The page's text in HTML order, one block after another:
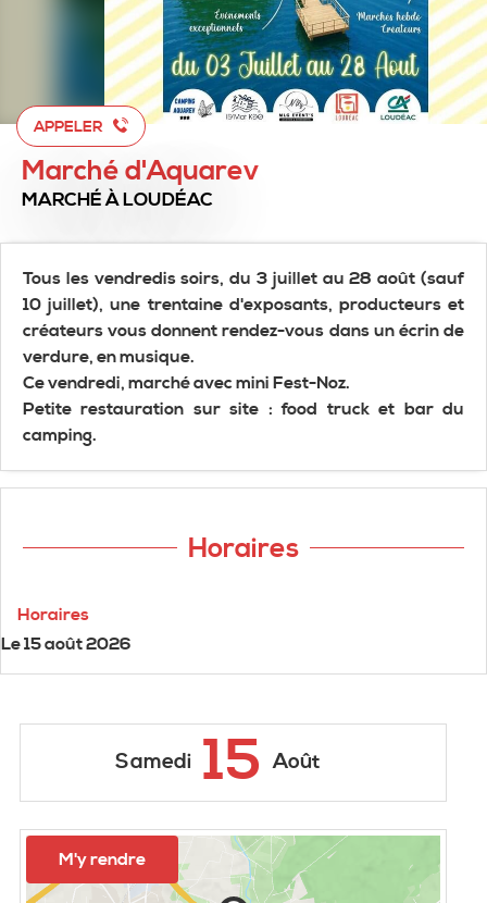
APPELER
Marché d'Aquarev
MARCHÉÀ LOUDÉAC
Tous les vendredis soirs, du 3 juillet au 28 août (sauf
10 juillet), une trentaine d'exposants, producteurs et
créateurs vous donnent rendez-vous dans un écrin de
verdure, en musique.
Ce vendredi, marché avec mini Fest-Noz.
Petite restauration sur site : food truck et bar du
camping.
Horaires
Horaires
Le15 août 2026
Samedi 15 Août
M'y rendre